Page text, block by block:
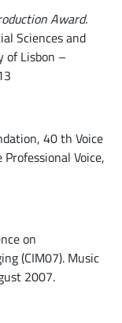
Award.
Sciences and
of Lisbon –
40 th Voice
Voice,
on
(CIM07). Music
2007.